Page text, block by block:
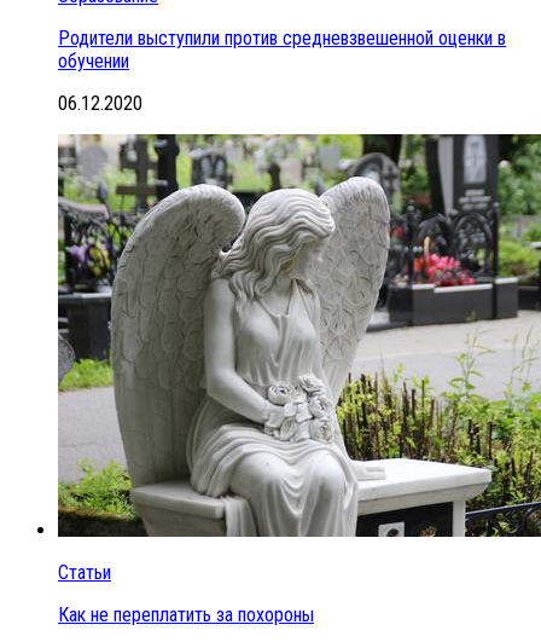
Родители выступили против средневзвешенной оценки в
обучении
06.12.2020
Статьи
Как не переплатить за похороны